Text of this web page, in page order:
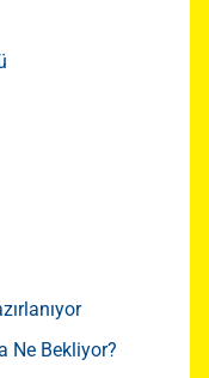
Ne Bekliyor?